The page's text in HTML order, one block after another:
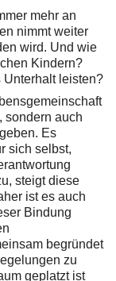
mehr an
nimmt weiter
wird. Und wie
Kindern?
Unterhalt leisten?
sondern auch
Es
sich selbst,
steigt diese
ist es auch
Bindung
begründet
zu
geplatzt ist